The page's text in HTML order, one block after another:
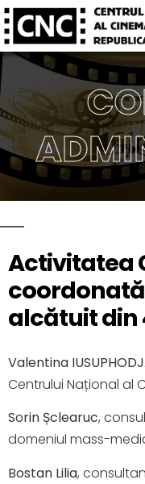
Activitatea
alcătuit din
Valentina
Centrului Național al
Sоrin Șclearuc,
domeniul mass-
Bostan Lilia,